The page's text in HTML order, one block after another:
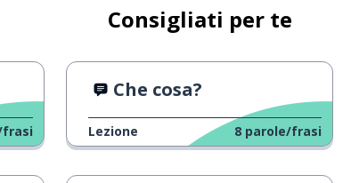
Consigliati per te
frasi
Che cosa?
Lezione 8 parole/frasi